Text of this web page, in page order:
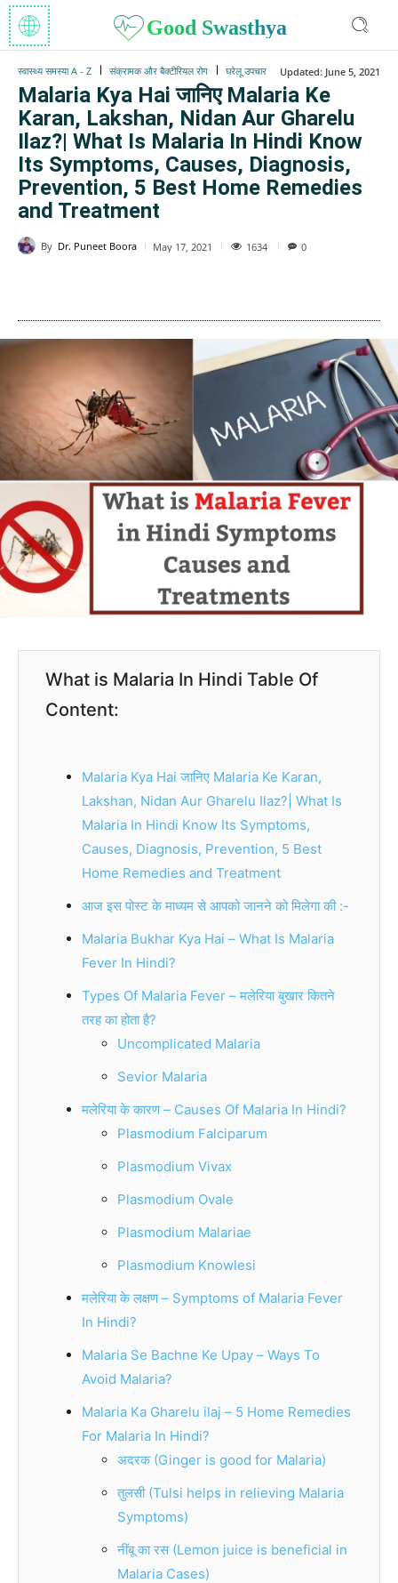
Good Swasthya
स्वास्थ्य समस्या A - Z संक्रामक और बैक्टीरियल रोग घरेलू उपचार Updated: June 5, 2021
Malaria Kya Hai जानिए Malaria Ke
Karan, Lakshan, Nidan Aur Gharelu
Ilaz?| What Is Malaria In Hindi Know
Its Symptoms, Causes, Diagnosis,
Prevention, 5 Best Home Remedies
and Treatment
By Dr. Puneet Boora May 17, 2021 1634 0
What is Malaria In Hindi Table Of
Content:
Malaria Kya Hai जानिए Malaria Ke Karan,
Lakshan, Nidan Aur Gharelu Ilaz?| What Is
Malaria In Hindi Know Its Symptoms,
Causes, Diagnosis, Prevention, 5 Best
Home Remedies and Treatment
आज इस पोस्ट के माध्यम से आपको जानने को मिलेगा की :-
Malaria Bukhar Kya Hai – What Is Malaria
Fever In Hindi?
Types Of Malaria Fever – मलेरिया बुखार कितने
तरह का होता है?
Uncomplicated Malaria
Sevior Malaria
मलेरिया के कारण – Causes Of Malaria In Hindi?
Plasmodium Falciparum
Plasmodium Vivax
Plasmodium Ovale
Plasmodium Malariae
Plasmodium Knowlesi
मलेरिया के लक्षण – Symptoms of Malaria Fever
In Hindi?
Malaria Se Bachne Ke Upay – Ways To
Avoid Malaria?
Malaria Ka Gharelu ilaj – 5 Home Remedies
For Malaria In Hindi?
अदरक (Ginger is good for Malaria)
तुलसी (Tulsi helps in relieving Malaria
Symptoms)
नींबू का रस (Lemon juice is beneficial in
Malaria Cases)